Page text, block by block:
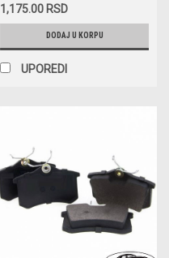
13046028942 / 0986461769 /
/ LP565 / 57190
1,175.00 RSD
DODAJ U KORPU
UPOREDI